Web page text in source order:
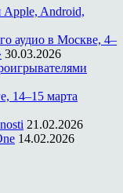
Apple, Android,
аудио в Москве, 4–
30.03.2026
14–15 марта
21.02.2026
14.02.2026